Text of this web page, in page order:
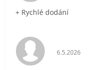
+ Rychlé dodání
Hodnocení
6.5.2026